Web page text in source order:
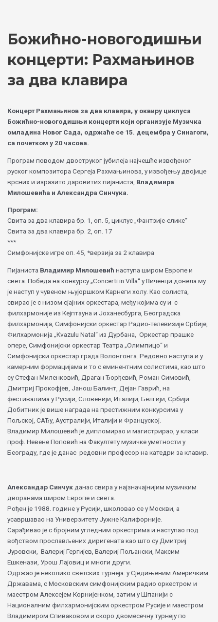
Божићно-новогодишњи
концерти: Рахмањинов
за два клавира
Концерт Рахмањинов за два клавира, у оквиру циклуса
Божићно-новогодишњи концерти који организује Музичка
омладина Новог Сада, одржаће се 15. децембра у Синагоги,
са почетком у 20 часова.
Програм поводом двоструког јубилеја најчешће извођеног
руског композитора Сергеја Рахмањинова, у извођењу двојице
врсних и изразито даровитих пијаниста, Владимира
Милошевића и Александра Синчука.
Програм:
Свита за два клавира бр. 1, оп. 5, циклус „Фантзије-слике“
Свита за два клавира бр. 2, оп. 17
***
Симфонијске игре оп. 45, *верзија за 2 клавира
Пијаниста Владимир Милошевић наступа широм Европе и
света. Победа на конкурсу „Concerti in Villa“ у Виченци донела му
је наступ у чувеном њујоршком Карнеги холу. Као солиста,
свирао је с низом сјајних оркестара, међу којима су и с
филхармоније из Кејптауна и Јоханесбурга, Београдска
филхармонија, Симфонијски оркестар Радио-телевизије Србије,
Филхармонија „Kvazulu Natal“ из Дурбана, Оркестар прашке
опере, Симфонијски оркестар Театра „Олимпицо“ и
Симфонијски оркестар града Волонгонга. Редовно наступа и у
камерним формацијама и то с еминентним солистима, као што
су Стефан Миленковић, Драган Ђорђевић, Роман Симовић,
Дмитриј Прокофјев, Јанош Балинт, Дејан Гаврић, на
фестивалима у Русији, Словенији, Италији, Белгији, Србији.
Добитник је више награда на престижним конкурсима у
Пољској, САЂу, Аустралији, Италији и Француској.
Владимир Милошевић је дипломирао и магистрирао, у класи
проф. Невене Поповић на Факултету музичке уметности у
Београду, где је данас редовни професор на катедри за клавир.
Александар Синчукданас свира у најзначајнијим музичким
дворанама широм Европе и света.
Рођен је 1988. године у Русији, школовао се у Москви, а
усавршавао на Универзитету Јужне Калифорније.
Сарађивао је с бројним угледним оркестрима и наступао под
вођством прослављених диригената као што су Дмитриј
Јуровски, Валериј Гергијев, Валериј Пољански, Максим
Ешкенази, Урош Лајовиц и многи други.
Одржао је неколико светских турнеја: у Сједињеним Америчким
Државама, с Московским симфонијским радио оркестром и
маестром Алексејем Корнијенком, затим у Шпанији с
Националним филхармонијским оркестром Русије и маестром
Владимиром Спиваковом и скоро двомесечну турнеју по